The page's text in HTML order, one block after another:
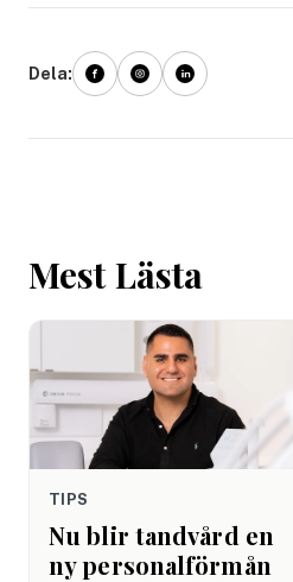
Dela:
Mest Lästa
TIPS
Nu blir tandvård en
ny personalförmån